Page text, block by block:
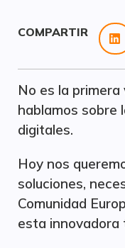
COMPARTIR
No es la
hablamos sobre
digitales.
Hoy nos
soluciones,
Comunidad
esta innovadora